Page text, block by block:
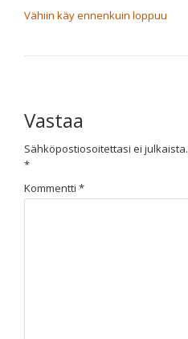
Vähiin käy ennenkuin loppuu
Vastaa
Sähköpostiosoitettasi ei julkaista.
*
Kommentti *